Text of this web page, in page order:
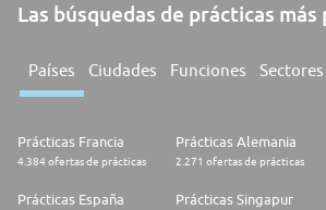
Las búsquedas de prácticas
Países Ciudades Funciones Sectores
Prácticas Francia
4.384 ofertas de prácticas
Prácticas Alemania
2.271 ofertas de prácticas
Prácticas España Prácticas Singapur